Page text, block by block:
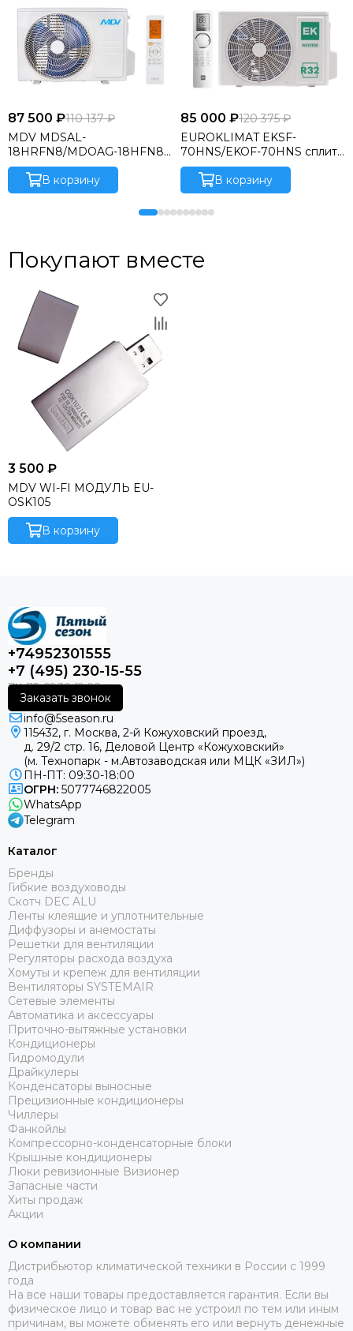
87 500 ₽110 137 ₽
MDV MDSAL-
18HRFN8/MDOAG-18HFN8
сплит-система
В корзину
85 000 ₽120 375 ₽
EUROKLIMAT EKSF-
70HNS/EKOF-70HNS сплит-
система
В корзину
Покупают вместе
3 500 ₽
MDV WI-FI МОДУЛЬ EU-
OSK105
В корзину
+74952301555
+7 (495) 230-15-55
Заказать звонок
info@5season.ru
115432, г. Москва, 2-й Кожуховский проезд,
д. 29/2 стр. 16, Деловой Центр «Кожуховский»
(м. Технопарк - м.Автозаводская или МЦК «ЗИЛ»)
ПН-ПТ: 09:30-18:00
ОГРН: 5077746822005
WhatsApp
Telegram
Каталог
Бренды
Гибкие воздуховоды
Скотч DEC ALU
Ленты клеящие и уплотнительные
Диффузоры и анемостаты
Решетки для вентиляции
Регуляторы расхода воздуха
Хомуты и крепеж для вентиляции
Вентиляторы SYSTEMAIR
Сетевые элементы
Автоматика и аксессуары
Приточно-вытяжные установки
Кондиционеры
Гидромодули
Драйкулеры
Конденсаторы выносные
Прецизионные кондиционеры
Чиллеры
Фанкойлы
Компрессорно-конденсаторные блоки
Крышные кондиционеры
Люки ревизионные Визионер
Запасные части
Хиты продаж
Акции
О компании
Дистрибьютор климатической техники в России с 1999
года
На все наши товары предоставляется гарантия. Если вы
физическое лицо и товар вас не устроил по тем или иным
причинам, вы можете обменять его или вернуть денежные